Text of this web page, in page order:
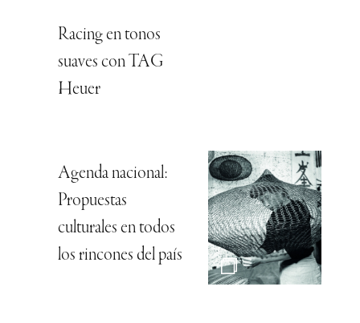
Racing en tonos
suaves con TAG
Heuer
Agenda nacional:
Propuestas
culturales en todos
los rincones del país